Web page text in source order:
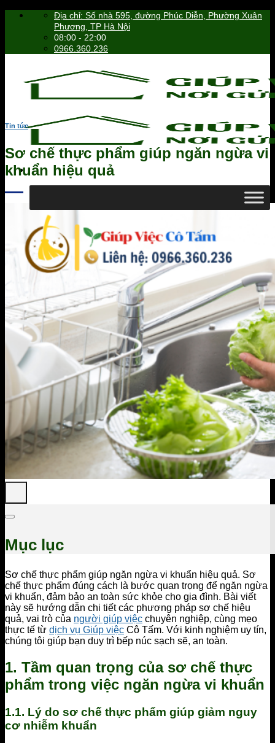
Skip
Địa chỉ: Số nhà 595, đường Phúc Diễn, Phường Xuân
Phương, TP Hà Nội
08:00 - 22:00
0966.360.236
0966.360.236
Tìm
kiếm:
Tin tức
Sơ chế thực phẩm giúp ngăn ngừa vi
khuẩn hiệu quả
Mục lục
Sơ chế thực phẩm giúp ngăn ngừa vi khuẩn hiệu quả. Sơ
chế thực phẩm đúng cách là bước quan trọng để ngăn ngừa
vi khuẩn, đảm bảo an toàn sức khỏe cho gia đình. Bài viết
này sẽ hướng dẫn chi tiết các phương pháp sơ chế hiệu
quả, vai trò của người giúp việc chuyên nghiệp, cùng mẹo
thực tế từ dịch vụ Giúp việc Cô Tấm. Với kinh nghiệm uy tín,
chúng tôi giúp bạn duy trì bếp núc sạch sẽ, an toàn.
1. Tầm quan trọng của sơ chế thực
phẩm trong việc ngăn ngừa vi khuẩn
1.1. Lý do sơ chế thực phẩm giúp giảm nguy
cơ nhiễm khuẩn